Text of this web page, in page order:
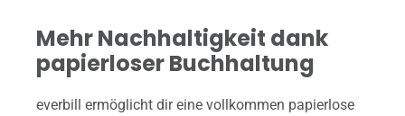
Mehr Nachhaltigkeit dank
papierloser Buchhaltung
everbill ermöglicht dir eine vollkommen papierlose